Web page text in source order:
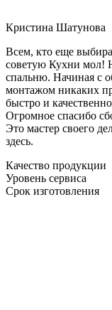
Кристина Шатунова
Всем, кто еще
советую Кухни мол!
спальню. Начиная с
монтажом никаких
быстро и
Огромное спасибо
Это мастер своего
здесь.
Качество продукции
Уровень сервиса
Срок изготовления